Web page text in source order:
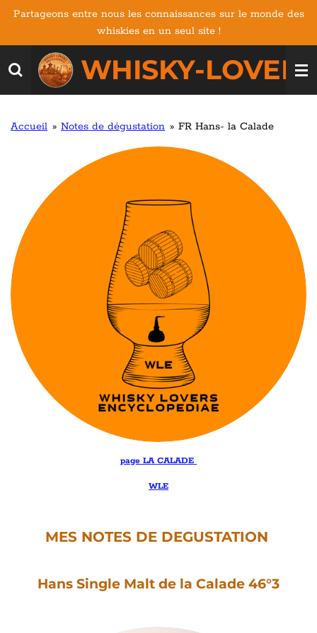
Passer
contenu
principal
WHISKY-
Partageons entre nous les connaissances sur le monde des
whiskies en un seul site !
Accueil » Notes de dégustation » FR Hans- la Calade
page LA CALADE
WLE
MES NOTES DE DEGUSTATION
Hans Single Malt de la Calade 46°3